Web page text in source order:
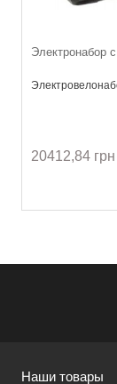
Электронабор
20412,84 грн
Наши товары